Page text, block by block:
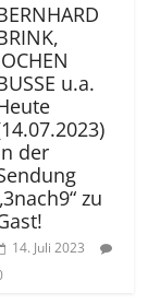
u.a.
der
zu
14. Juli 2023